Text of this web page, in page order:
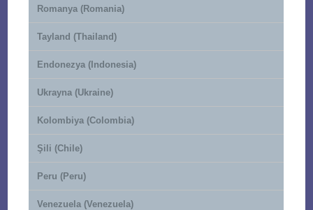
Romanya (Romania)
Tayland (Thailand)
Endonezya (Indonesia)
Ukrayna (Ukraine)
Kolombiya (Colombia)
Şili (Chile)
Peru (Peru)
Venezuela (Venezuela)